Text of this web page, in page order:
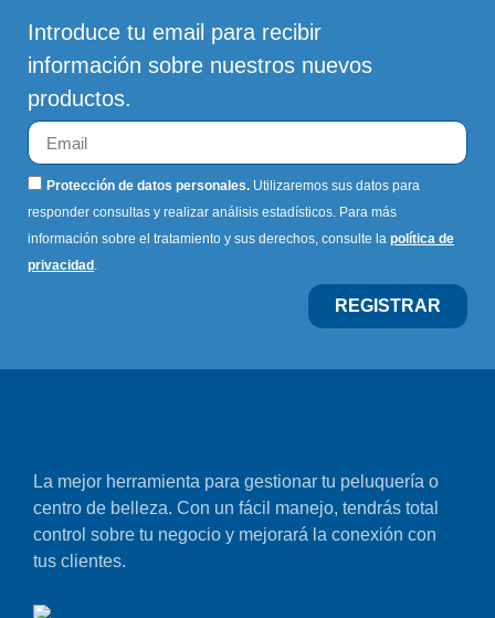
Introduce tu email para recibir
información sobre nuestros nuevos
productos.
Protección de datos personales. Utilizaremos sus datos para
responder consultas y realizar análisis estadísticos. Para más
información sobre el tratamiento y sus derechos, consulte la política de
privacidad .
REGISTRAR
La mejor herramienta para gestionar tu peluquería o
centro de belleza. Con un fácil manejo, tendrás total
control sobre tu negocio y mejorará la conexión con
tus clientes.